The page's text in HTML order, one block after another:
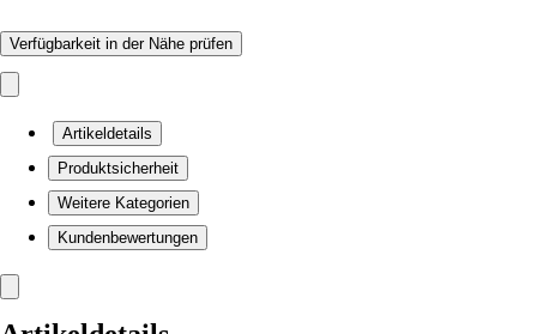
Verfügbarkeit in der Nähe prüfen
Artikeldetails
Produktsicherheit
Weitere Kategorien
Kundenbewertungen